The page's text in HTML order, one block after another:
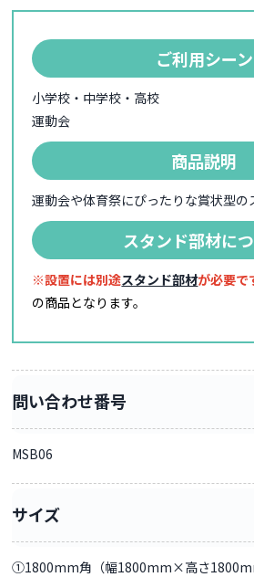
ご利用シーン
小学校・中学校・高校
運動会
商品説明
運動会や体育祭にぴったりな賞状型の
スタンド部材に
※設置には別途スタンド部材が必要で
の商品となります。
問い合わせ番号
MSB06
サイズ
①1800mm角（幅1800mm×高さ